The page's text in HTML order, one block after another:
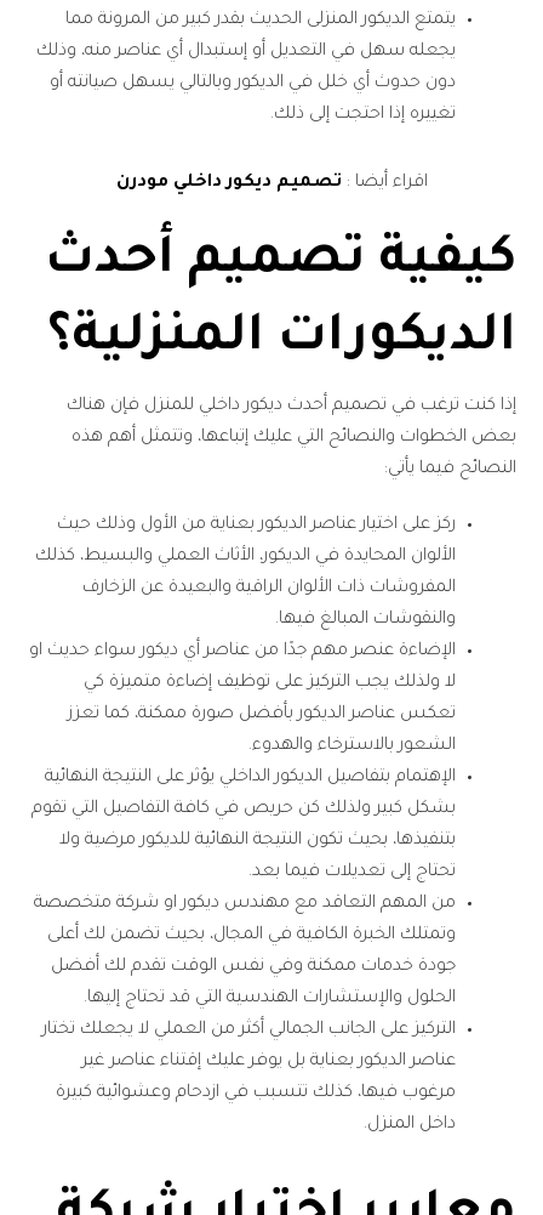
يتمتع الديكور المنزلى الحديث بقدر كبير من المرونة مما
يجعله سهل في التعديل أو إستبدال أي عناصر منه، وذلك
دون حدوث أي خلل في الديكور وبالتالي يسهل صيانته أو
تغييره إذا احتجت إلى ذلك.
اقراء أيضا : تصميم ديكور داخلي مودرن
كيفية تصميم أحدث
الديكورات المنزلية؟
إذا كنت ترغب في تصميم أحدث ديكور داخلي للمنزل فإن هناك
بعض الخطوات والنصائح التي عليك إتباعها، وتتمثل أهم هذه
النصائح فيما يأتي:
ركز على اختيار عناصر الديكور بعناية من الأول وذلك حيث
الألوان المحايدة في الديكور، الأثاث العملي والبسيط، كذلك
المفروشات ذات الألوان الراقية والبعيدة عن الزخارف
والنقوشات المبالغ فيها.
الإضاءة عنصر مهم جدًا من عناصر أي ديكور سواء حديث او
لا ولذلك يجب التركيز على توظيف إضاءة متميزة كي
تعكس عناصر الديكور بأفضل صورة ممكنة، كما تعزز
الشعور بالاسترخاء والهدوء.
الإهتمام بتفاصيل الديكور الداخلي يؤثر على النتيجة النهائية
بشكل كبير ولذلك كن حريص في كافة التفاصيل التي تقوم
بتنفيذها، بحيث تكون النتيجة النهائية للديكور مرضية ولا
تحتاج إلى تعديلات فيما بعد.
من المهم التعاقد مع مهندس ديكور او شركة متخصصة
وتمتلك الخبرة الكافية في المجال، بحيث تضمن لك أعلى
جودة خدمات ممكنة وفي نفس الوقت تقدم لك أفضل
الحلول والإستشارات الهندسية التي قد تحتاج إليها.
التركيز على الجانب الجمالي أكثر من العملي لا يجعلك تختار
عناصر الديكور بعناية بل يوفر عليك إقتناء عناصر غير
مرغوب فيها، كذلك تتسبب في ازدحام وعشوائية كبيرة
داخل المنزل.